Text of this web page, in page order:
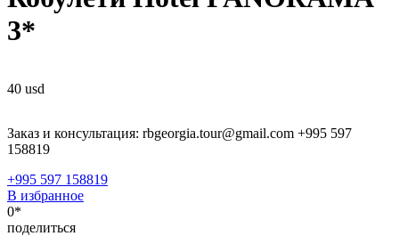
3*
40 usd
Заказ и консультация: rbgeorgia.tour@gmail.com +995 597
158819
+995 597 158819
В избранное
0*
поделиться